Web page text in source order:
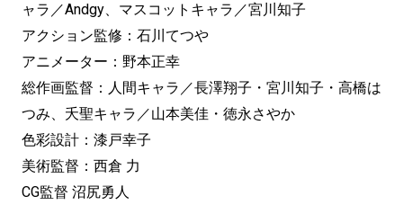
ャラ／Andgy、マスコットキャラ／宮川知子
アクション監修：石川てつや
アニメーター：野本正幸
総作画監督：人間キャラ／長澤翔子・宮川知子・高橋は
つみ、夭聖キャラ／山本美佳・徳永さやか
色彩設計：漆戸幸子
美術監督：西倉 力
CG監督 沼尻勇人